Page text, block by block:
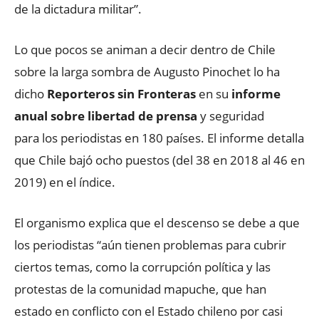
de la dictadura militar”.
Lo que pocos se animan a decir dentro de Chile
sobre la larga sombra de Augusto Pinochet lo ha
dicho Reporteros sin Fronteras en su informe
anual sobre libertad de prensa y seguridad
para los periodistas en 180 países. El informe detalla
que Chile bajó ocho puestos (del 38 en 2018 al 46 en
2019) en el índice.
El organismo explica que el descenso se debe a que
los periodistas “aún tienen problemas para cubrir
ciertos temas, como la corrupción política y las
protestas de la comunidad mapuche, que han
estado en conflicto con el Estado chileno por casi